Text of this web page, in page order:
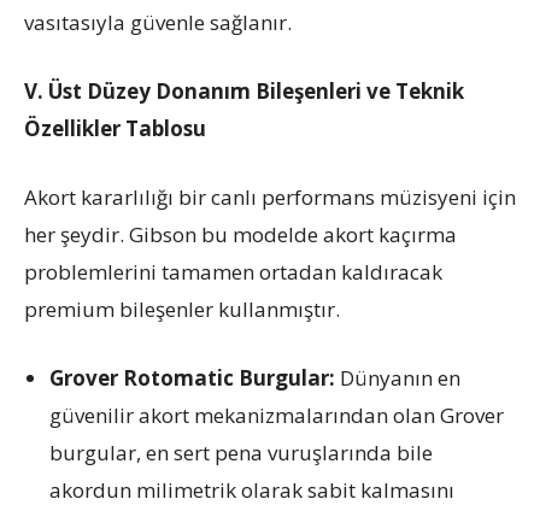
vasıtasıyla güvenle sağlanır.
V. Üst Düzey Donanım Bileşenleri ve Teknik
Özellikler Tablosu
Akort kararlılığı bir canlı performans müzisyeni için
her şeydir. Gibson bu modelde akort kaçırma
problemlerini tamamen ortadan kaldıracak
premium bileşenler kullanmıştır.
Grover Rotomatic Burgular: Dünyanın en
güvenilir akort mekanizmalarından olan Grover
burgular, en sert pena vuruşlarında bile
akordun milimetrik olarak sabit kalmasını